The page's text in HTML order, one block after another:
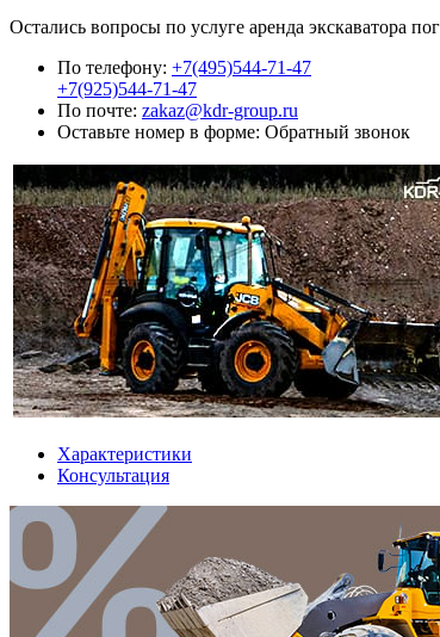
Остались вопросы по услуге аренда экскаватора
По телефону: +7(495)544-71-47
+7(925)544-71-47
По почте: zakaz@kdr-group.ru
Оставьте номер в форме: Обратный звонок
Характеристики
Консультация